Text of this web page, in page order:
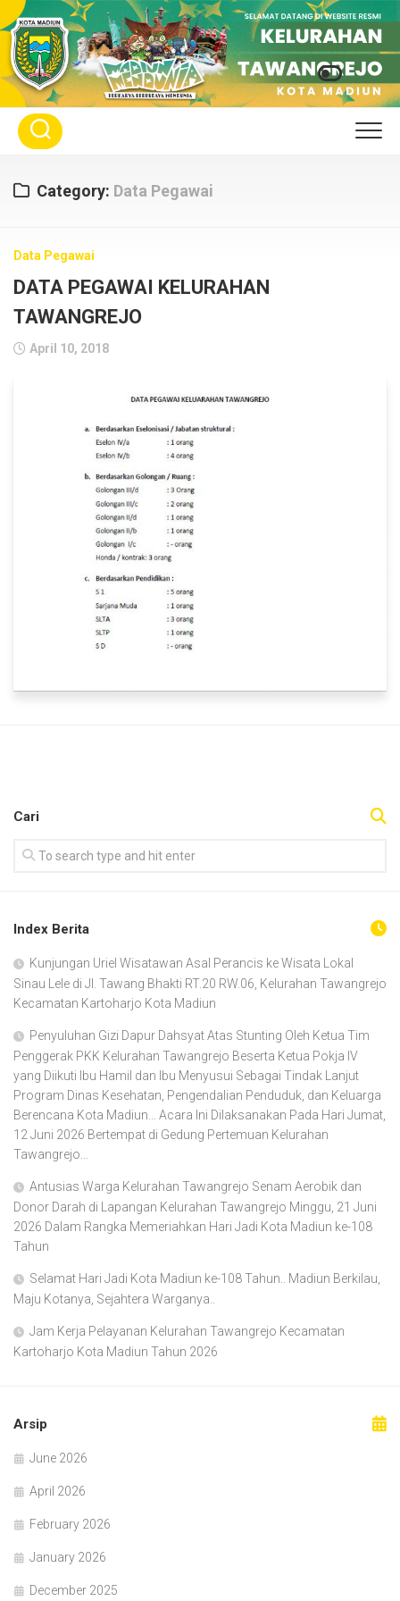
Skip
to
content
Category: Data Pegawai
Data Pegawai
DATA PEGAWAI KELURAHAN
TAWANGREJO
April 10, 2018
Cari
Index Berita
Kunjungan Uriel Wisatawan Asal Perancis ke Wisata Lokal
Sinau Lele di Jl. Tawang Bhakti RT.20 RW.06, Kelurahan Tawangrejo
Kecamatan Kartoharjo Kota Madiun
Penyuluhan Gizi Dapur Dahsyat Atas Stunting Oleh Ketua Tim
Penggerak PKK Kelurahan Tawangrejo Beserta Ketua Pokja IV
yang Diikuti Ibu Hamil dan Ibu Menyusui Sebagai Tindak Lanjut
Program Dinas Kesehatan, Pengendalian Penduduk, dan Keluarga
Berencana Kota Madiun… Acara Ini Dilaksanakan Pada Hari Jumat,
12 Juni 2026 Bertempat di Gedung Pertemuan Kelurahan
Tawangrejo…
Antusias Warga Kelurahan Tawangrejo Senam Aerobik dan
Donor Darah di Lapangan Kelurahan Tawangrejo Minggu, 21 Juni
2026 Dalam Rangka Memeriahkan Hari Jadi Kota Madiun ke-108
Tahun
Selamat Hari Jadi Kota Madiun ke-108 Tahun.. Madiun Berkilau,
Maju Kotanya, Sejahtera Warganya..
Jam Kerja Pelayanan Kelurahan Tawangrejo Kecamatan
Kartoharjo Kota Madiun Tahun 2026
Arsip
June 2026
April 2026
February 2026
January 2026
December 2025